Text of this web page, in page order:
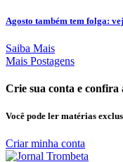
Agosto também tem folga:
Saiba Mais
Mais Postagens
Crie sua conta e confira
Você pode ler matérias
Criar minha conta